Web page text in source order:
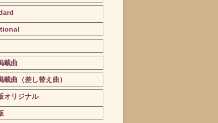
載曲
載曲（差し替え曲）
オリジナル